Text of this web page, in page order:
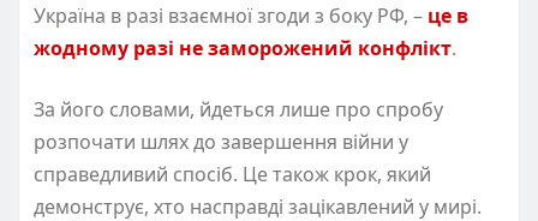
Україна в разі взаємної згоди з боку РФ, – це в
жодному разі не заморожений конфлікт.
За його словами, йдеться лише про спробу
розпочати шлях до завершення війни у
справедливий спосіб. Це також крок, який
демонструє, хто насправді зацікавлений у мирі.